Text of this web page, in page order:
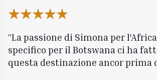
La passione di Simona per
specifico per il Botswana ci ha
questa destinazione ancor prima